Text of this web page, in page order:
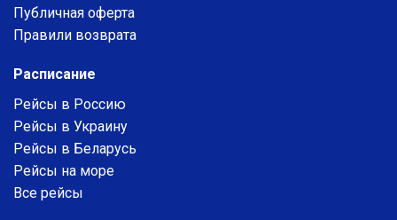
Публичная оферта
Правили возврата
Расписание
Рейсы в Россию
Рейсы в Украину
Рейсы в Беларусь
Рейсы на море
Все рейсы